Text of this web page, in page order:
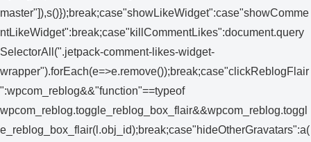
master"]),s()});break;case"showLikeWidget":case"showComme
ntLikeWidget":break;case"killCommentLikes":document.query
SelectorAll(".jetpack-comment-likes-widget-
wrapper").forEach(e=>e.remove());break;case"clickReblogFlair
":wpcom_reblog&&"function"==typeof
wpcom_reblog.toggle_reblog_box_flair&&wpcom_reblog.toggl
e_reblog_box_flair(l.obj_id);break;case"hideOtherGravatars":a(